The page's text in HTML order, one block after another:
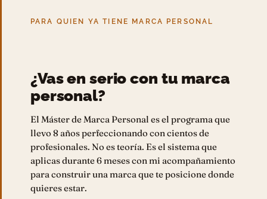
PARA QUIEN YA TIENE MARCA PERSONAL
¿Vas en serio con tu marca
personal?
El Máster de Marca Personal es el programa que
llevo 8 años perfeccionando con cientos de
profesionales. No es teoría. Es el sistema que
aplicas durante 6 meses con mi acompañamiento
para construir una marca que te posicione donde
quieres estar.